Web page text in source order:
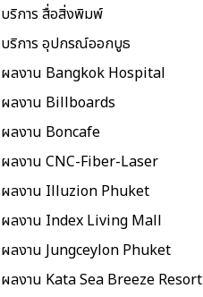
บริการ สื่อสิ่งพิมพ์
บริการ อุปกรณ์ออกบูธ
ผลงาน Bangkok Hospital
ผลงาน Billboards
ผลงาน Boncafe
ผลงาน CNC-Fiber-Laser
ผลงาน Illuzion Phuket
ผลงาน Index Living Mall
ผลงาน Jungceylon Phuket
ผลงาน Kata Sea Breeze Resort